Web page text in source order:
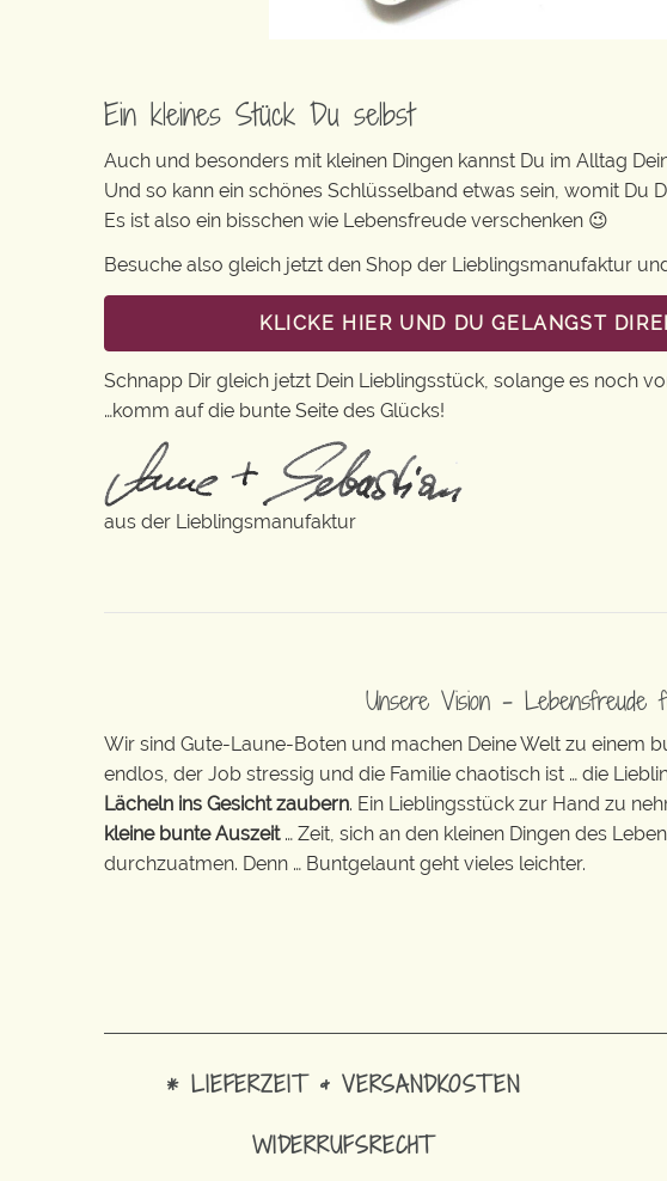
Ein kleines Stück Du selbst
Auch und besonders mit kleinen Dingen kannst Du im Alltag
Und so kann ein schönes Schlüsselband etwas sein, womit Du
Es ist also ein bisschen wie Lebensfreude verschenken 😉
Besuche also gleich jetzt den Shop der Lieblingsmanufaktur
KLICKE HIER UND DU GELANGST
Schnapp Dir gleich jetzt Dein Lieblingsstück, solange es noch
…komm auf die bunte Seite des Glücks!
aus der Lieblingsmanufaktur
Unsere Vision –
Wir sind Gute-Laune-Boten und machen Deine Welt zu einem
endlos, der Job stressig und die Familie chaotisch ist … die
Lächeln ins Gesicht zaubern. Ein Lieblingsstück zur Hand zu
kleine bunte Auszeit… Zeit, sich an den kleinen Dingen des
durchzuatmen. Denn … Buntgelaunt geht vieles leichter.
* LIEFERZEIT & VERSANDKOSTEN
WIDERRUFSRECHT